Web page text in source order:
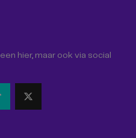
hier, maar ook via social